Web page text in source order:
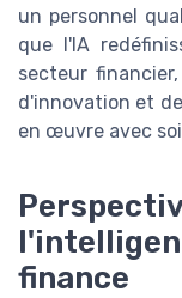
un personnel
que l'IA
secteur
d'innovation et
en œuvre avec
finance